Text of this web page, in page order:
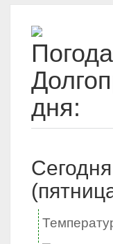
Погода
дня: